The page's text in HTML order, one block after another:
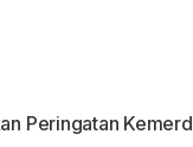
Peringatan